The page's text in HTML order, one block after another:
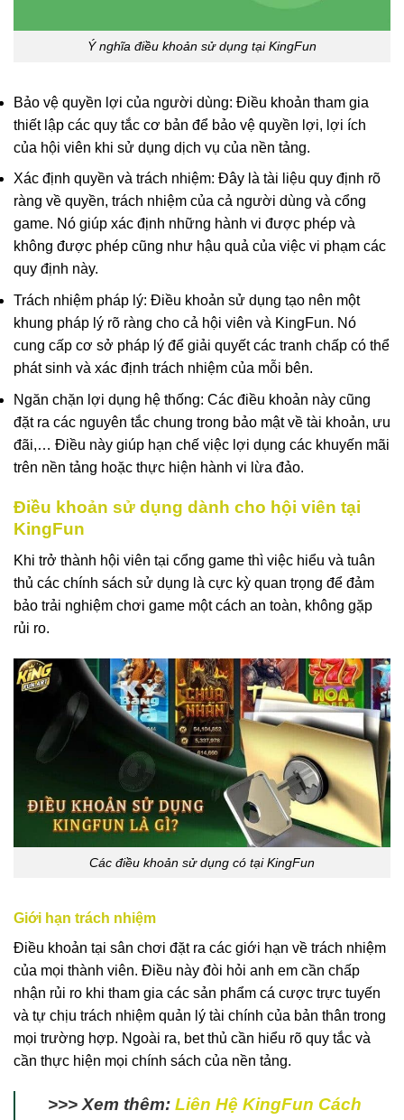
Ý nghĩa điều khoản sử dụng tại KingFun
Bảo vệ quyền lợi của người dùng: Điều khoản tham gia
thiết lập các quy tắc cơ bản để bảo vệ quyền lợi, lợi ích
của hội viên khi sử dụng dịch vụ của nền tảng.
Xác định quyền và trách nhiệm: Đây là tài liệu quy định rõ
ràng về quyền, trách nhiệm của cả người dùng và cổng
game. Nó giúp xác định những hành vi được phép và
không được phép cũng như hậu quả của việc vi phạm các
quy định này.
Trách nhiệm pháp lý: Điều khoản sử dụng tạo nên một
khung pháp lý rõ ràng cho cả hội viên và KingFun. Nó
cung cấp cơ sở pháp lý để giải quyết các tranh chấp có thể
phát sinh và xác định trách nhiệm của mỗi bên.
Ngăn chặn lợi dụng hệ thống: Các điều khoản này cũng
đặt ra các nguyên tắc chung trong bảo mật về tài khoản, ưu
đãi,… Điều này giúp hạn chế việc lợi dụng các khuyến mãi
trên nền tảng hoặc thực hiện hành vi lừa đảo.
Điều khoản sử dụng dành cho hội viên tại
KingFun
Khi trở thành hội viên tại cổng game thì việc hiểu và tuân
thủ các chính sách sử dụng là cực kỳ quan trọng để đảm
bảo trải nghiệm chơi game một cách an toàn, không gặp
rủi ro.
Các điều khoản sử dụng có tại KingFun
Giới hạn trách nhiệm
Điều khoản tại sân chơi đặt ra các giới hạn về trách nhiệm
của mọi thành viên. Điều này đòi hỏi anh em cần chấp
nhận rủi ro khi tham gia các sản phẩm cá cược trực tuyến
và tự chịu trách nhiệm quản lý tài chính của bản thân trong
mọi trường hợp. Ngoài ra, bet thủ cần hiểu rõ quy tắc và
cần thực hiện mọi chính sách của nền tảng.
>>> Xem thêm: Liên Hệ KingFun Cách